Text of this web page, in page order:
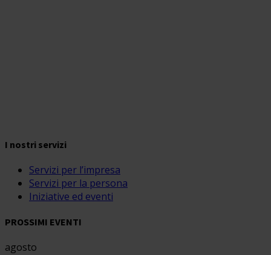
I nostri servizi
Servizi per l’impresa
Servizi per la persona
Iniziative ed eventi
PROSSIMI EVENTI
agosto